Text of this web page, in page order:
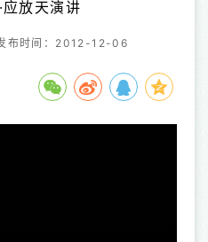
应放天演讲
布时间：2012-12-06